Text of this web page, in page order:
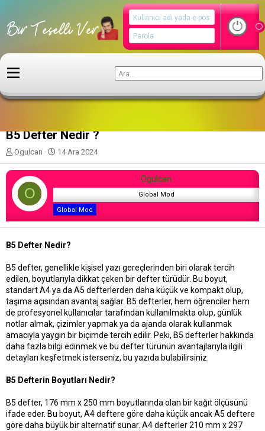
B5 Defter Nedir ?
K
o
n
u
u
a
l
t
a
n
Ogulcan
B
a
ş
n
g
ı
t
r
i
h
i
14 Ara 2024
O
Ogulcan
Global Mod
Global Mod
B5 Defter Nedir?
B5 defter, genellikle kişisel yazı gereçlerinden biri olarak tercih
edilen, boyutlarıyla dikkat çeken bir defter türüdür. Bu boyut,
standart A4 ya da A5 defterlerden daha küçük ve kompakt olup,
taşıma açısından avantaj sağlar. B5 defterler, hem öğrenciler hem
de profesyonel kullanıcılar tarafından kullanılmakta olup, günlük
notlar almak, çizimler yapmak ya da ajanda olarak kullanmak
amacıyla yaygın bir biçimde tercih edilir. Peki, B5 defterler hakkında
daha fazla bilgi edinmek ve bu defter türünün avantajlarıyla ilgili
detayları keşfetmek isterseniz, bu yazıda bulabilirsiniz.
B5 Defterin Boyutları Nedir?
B5 defter, 176 mm x 250 mm boyutlarında olan bir kağıt ölçüsünü
ifade eder. Bu boyut, A4 deftere göre daha küçük ancak A5 deftere
göre daha büyük bir alternatif sunar. A4 defterler 210 mm x 297